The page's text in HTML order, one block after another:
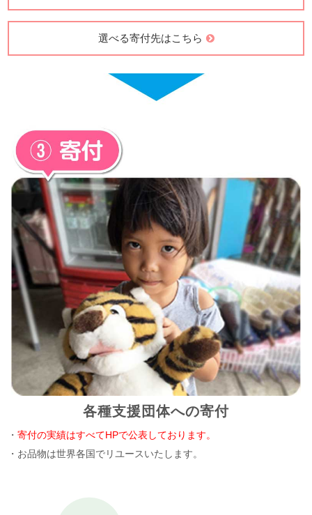
選べる寄付先はこちら
各種支援団体への寄付
・寄付の実績はすべてHPで公表しております。
・お品物は世界各国でリユースいたします。